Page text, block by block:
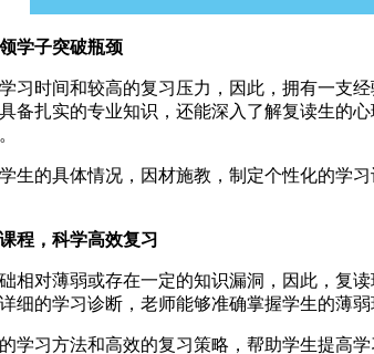
学子突破瓶颈
时间和较高的复习压力，因此，拥有一支经
备扎实的专业知识，还能深入了解复读生的
的具体情况，因材施教，制定个性化的学习
程，科学高效复习
对薄弱或存在一定的知识漏洞，因此，复读
细的学习诊断，老师能够准确掌握学生的薄
学习方法和高效的复习策略，帮助学生提高